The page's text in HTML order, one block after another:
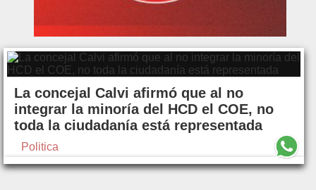
La concejal Calvi afirmó que al no
integrar la minoría del HCD el COE, no
toda la ciudadanía está representada
Politica